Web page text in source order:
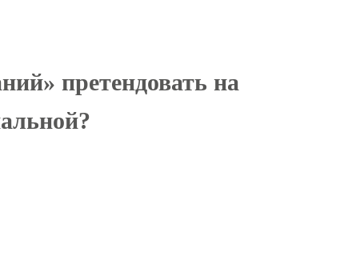
претендовать на